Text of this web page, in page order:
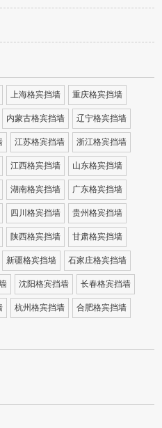
上海格宾挡墙 重庆格宾挡墙
内蒙古格宾挡墙 辽宁格宾挡墙
江苏格宾挡墙 浙江格宾挡墙
江西格宾挡墙 山东格宾挡墙
湖南格宾挡墙 广东格宾挡墙
四川格宾挡墙 贵州格宾挡墙
陕西格宾挡墙 甘肃格宾挡墙
新疆格宾挡墙 石家庄格宾挡墙
沈阳格宾挡墙 长春格宾挡墙
杭州格宾挡墙 合肥格宾挡墙